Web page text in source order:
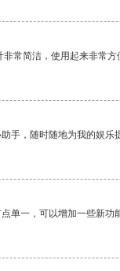
常简洁，使用起来非常方
手，随时随地为我的娱乐
单一，可以增加一些新功